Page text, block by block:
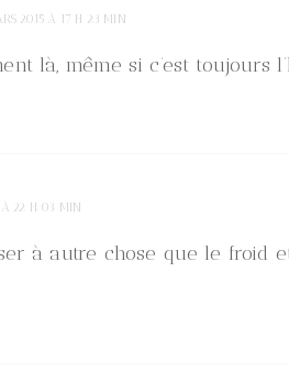
2015 À 17 H 23 MIN
là, même si c’est toujours
À 22 H 03 MIN
à autre chose que le froid